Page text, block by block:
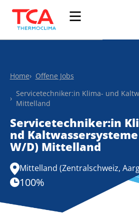
Home
Offene Jobs
Servicetechniker:in Klima- und
Mittelland
Servicetechniker:in
nd
W/D) Mittelland
Mittelland (Zentralschweiz,
100%